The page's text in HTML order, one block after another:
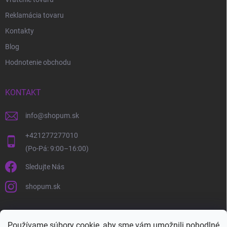
Reklamácia tovaru
Kontakty
Blog
Hodnotenie obchodu
KONTAKT
info@shopum.sk
+421277277010
Sledujte Nás
shopum.sk